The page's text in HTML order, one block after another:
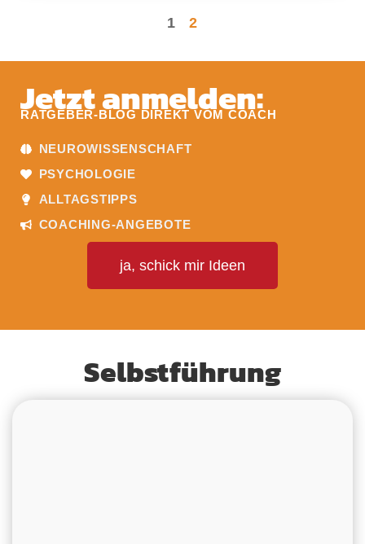
1 2
Jetzt anmelden:
RATGEBER-BLOG DIREKT VOM COACH
NEUROWISSENSCHAFT
PSYCHOLOGIE
ALLTAGSTIPPS
COACHING-ANGEBOTE
ja, schick mir Ideen
Selbstführung